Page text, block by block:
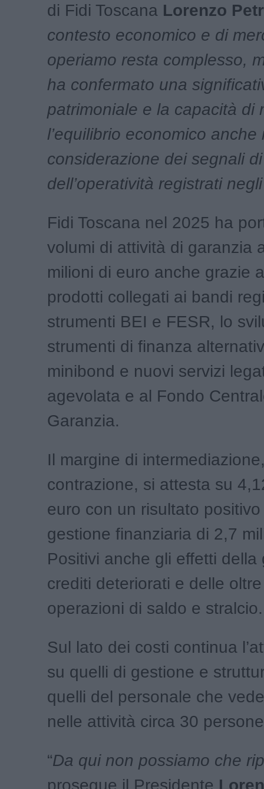
di Fidi Toscana Lorenzo
contesto economico e di
operiamo resta complesso,
ha confermato una
patrimoniale e la capacità di
l’equilibrio economico anche
considerazione dei segnali
dell’operatività registrati
Fidi Toscana nel 2025 ha
volumi di attività di garanzia
milioni di euro anche grazie
prodotti collegati ai bandi
strumenti BEI e FESR, lo
strumenti di finanza
minibond e nuovi servizi
agevolata e al Fondo
Garanzia.
Il margine di
contrazione, si attesta su
euro con un risultato
gestione finanziaria di 2,7
Positivi anche gli effetti della
crediti deteriorati e delle
operazioni di saldo e stralcio.
Sul lato dei costi continua
su quelli di gestione e
quelli del personale che
nelle attività circa 30
“Da qui non possiamo che
prosegue il Presidente